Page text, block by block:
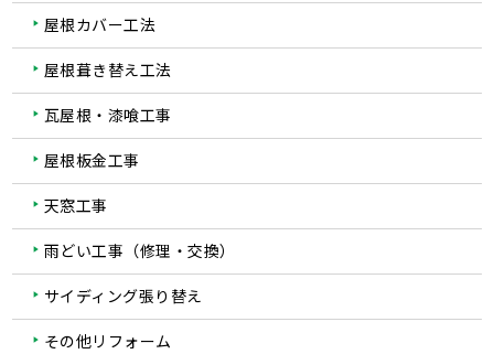
屋根カバー工法
屋根葺き替え工法
瓦屋根・漆喰工事
屋根板金工事
天窓工事
雨どい工事（修理・交換）
サイディング張り替え
その他リフォーム